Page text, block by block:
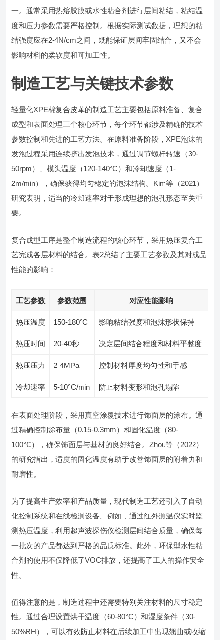
一。通常采用热熔胶膜或水性粘合剂进行层间粘结，粘结温
度和压力参数需要严格控制。根据实际测试数据，理想的粘
结强度应在2-4N/cm之间，既能保证层间牢固结合，又不会
影响材料的柔软度和可加工性。
制造工艺与关键技术参数
轻量化XPE棉复合皮革的制造工艺主要包括原料准备、复合
成型和表面处理三个核心环节，每个环节都涉及精确的技术
参数控制和先进的工艺方法。在原料准备阶段，XPE泡沫的
发泡过程采用连续挤出发泡技术，通过调节螺杆转速（30-
50rpm）、模头温度（120-140°C）和冷却速度（1-
2m/min），确保获得均匀稳定的泡沫结构。Kim等（2021）
研究表明，适当的冷却速率对于形成理想的泡孔形态至关重
要。
复合成型工序是整个制造流程的核心环节，采用热压复合工
艺完成各层材料的结合。表2总结了主要工艺参数及其对成品
性能的影响：
工艺参数 参数范围 对应性能影响
热压温度 150-180°C 影响粘结强度和泡沫形状保持
热压时间 20-40秒 决定层间结合程度和材料平整度
热压压力 2-4MPa 控制材料厚度均匀性和手感
冷却速率 5-10°C/min 防止材料变形和泡孔塌陷
在表面处理阶段，采用真空涂覆技术进行饰面层的涂布。通
过精确控制涂布量（0.15-0.3mm）和固化温度（80-
100°C），确保饰面层与基材的良好结合。Zhou等（2022）
的研究指出，适度的固化温度有助于改善饰面层的附着力和
耐磨性。
为了提高生产效率和产品质量，现代制造工艺还引入了自动
化控制系统和在线检测设备。例如，通过红外测温仪实时监
测热压温度，利用超声波探伤仪检测层间结合质量，确保每
一批次的产品都达到严格的品质标准。此外，环保型水性粘
合剂的使用不仅降低了VOC排放，还提高了工人的操作安全
性。
值得注意的是，制造过程中还需要特别关注材料的尺寸稳定
性。通过合理设置烘干温度（60-80°C）和湿度条件（30-
50%RH），可以有效防止材料在后续加工中出现翘曲或收缩